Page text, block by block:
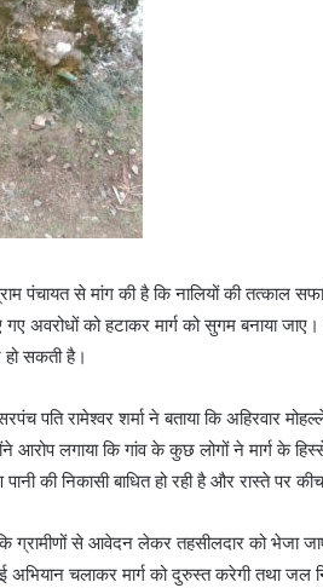
पंचायत से मांग की है कि नालियों की तत्काल
अवरोधों को हटाकर मार्ग को सुगम बनाया
सकती है।
पति रामेश्वर शर्मा ने बताया कि अहिरवार
आरोप लगाया कि गांव के कुछ लोगों ने मार्ग के
की निकासी बाधित हो रही है और रास्ते पर
ग्रामीणों से आवेदन लेकर तहसीलदार को भेजा
अभियान चलाकर मार्ग को दुरुस्त करेगी तथा जल